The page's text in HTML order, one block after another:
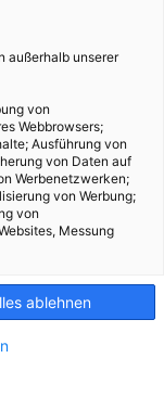
außerhalb unserer
von
Webbrowsers;
Ausführung von
von Daten auf
Werbenetzwerken;
von Werbung;
von
Messung
ablehnen